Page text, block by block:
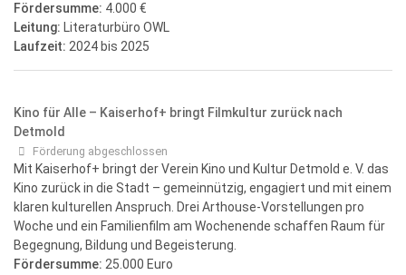
Fördersumme: 4.000 €
Leitung: Literaturbüro OWL
Laufzeit: 2024 bis 2025
Kino für Alle – Kaiserhof+ bringt Filmkultur zurück nach
Detmold
Förderung abgeschlossen
Mit Kaiserhof+ bringt der Verein Kino und Kultur Detmold e. V. das
Kino zurück in die Stadt – gemeinnützig, engagiert und mit einem
klaren kulturellen Anspruch. Drei Arthouse-Vorstellungen pro
Woche und ein Familienfilm am Wochenende schaffen Raum für
Begegnung, Bildung und Begeisterung.
Fördersumme: 25.000 Euro